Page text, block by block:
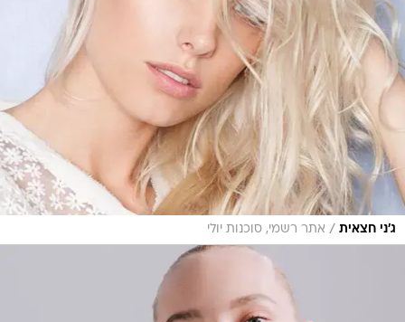
ג'ני חצאית / אתר רשמי, סוכנות יולי